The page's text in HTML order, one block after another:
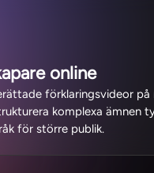
online
förklaringsvideor på
komplexa ämnen
för större publik.